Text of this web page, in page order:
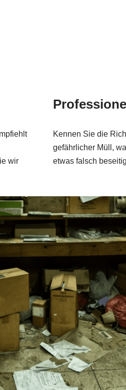
wir
Kennen Sie die
gefährlicher Müll,
etwas falsch